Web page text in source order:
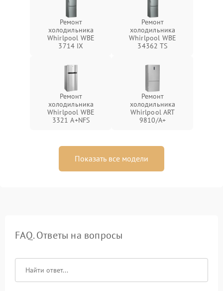
Ремонт
холодильника
Whirlpool WBE
3714 IX
Ремонт
холодильника
Whirlpool WBE
34362 TS
Ремонт
холодильника
Whirlpool WBE
3321 A+NFS
Ремонт
холодильника
Whirlpool ART
9810/A+
Показать все модели
FAQ. Ответы на вопросы